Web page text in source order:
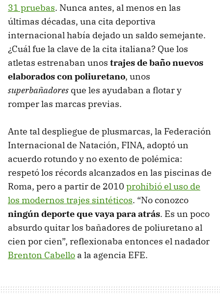
31 pruebas. Nunca antes, al menos en las
últimas décadas, una cita deportiva
internacional había dejado un saldo semejante.
¿Cuál fue la clave de la cita italiana? Que los
atletas estrenaban unos trajes de baño nuevos
elaborados con poliuretano, unos
superbañadores que les ayudaban a flotar y
romper las marcas previas.
Ante tal despliegue de plusmarcas, la Federación
Internacional de Natación, FINA, adoptó un
acuerdo rotundo y no exento de polémica:
respetó los récords alcanzados en las piscinas de
Roma, pero a partir de 2010 prohibió el uso de
los modernos trajes sintéticos. “No conozco
ningún deporte que vaya para atrás. Es un poco
absurdo quitar los bañadores de poliuretano al
cien por cien”, reflexionaba entonces el nadador
Brenton Cabello a la agencia EFE.